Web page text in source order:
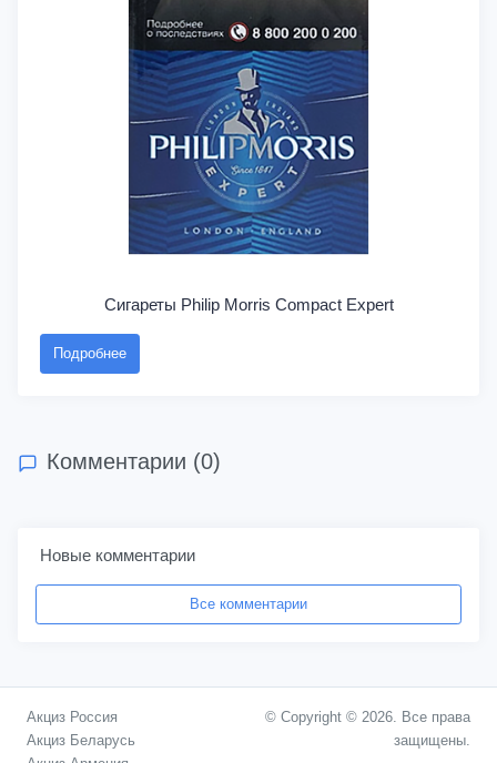
Сигареты Philip Morris Compact Expert
Подробнее
Комментарии (0)
Новые комментарии
Все комментарии
Акциз Россия
Акциз Беларусь
© Copyright © 2026. Все права
защищены.